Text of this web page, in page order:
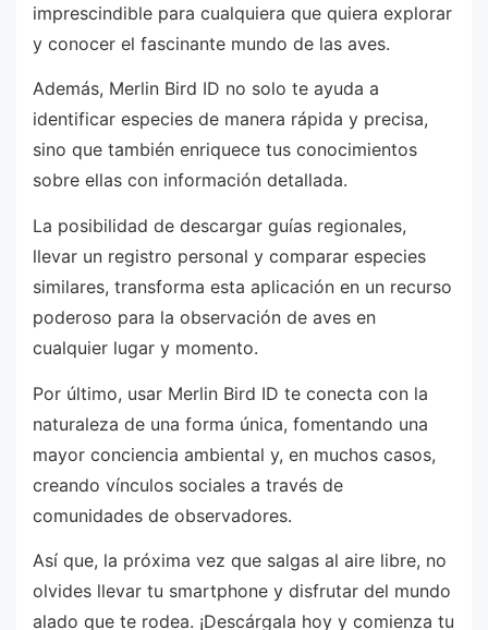
imprescindible para cualquiera que quiera explorar
y conocer el fascinante mundo de las aves.
Además, Merlin Bird ID no solo te ayuda a
identificar especies de manera rápida y precisa,
sino que también enriquece tus conocimientos
sobre ellas con información detallada.
La posibilidad de descargar guías regionales,
llevar un registro personal y comparar especies
similares, transforma esta aplicación en un recurso
poderoso para la observación de aves en
cualquier lugar y momento.
Por último, usar Merlin Bird ID te conecta con la
naturaleza de una forma única, fomentando una
mayor conciencia ambiental y, en muchos casos,
creando vínculos sociales a través de
comunidades de observadores.
Así que, la próxima vez que salgas al aire libre, no
olvides llevar tu smartphone y disfrutar del mundo
alado que te rodea. ¡Descárgala hoy y comienza tu